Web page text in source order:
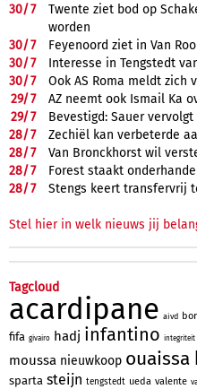
30/7
Twente ziet bod op
worden
30/7
Feyenoord ziet in Van
30/7
Interesse in Tengstedt
30/7
Ook AS Roma meldt zich
29/7
AZ neemt ook Ismail Ka
29/7
Bevestigd: Sauer
28/7
Zechiël kan verbeterde
28/7
Van Bronckhorst wil
28/7
Forest staakt
28/7 Stengs keert transfervrij
Stel hier in welk nieuws jij
Tagcloud
acardipane aivd
fifa givairo hadj infantino integriteit
moussa nieuwkoop ouaissa
sparta steijn tengstedt ueda valente